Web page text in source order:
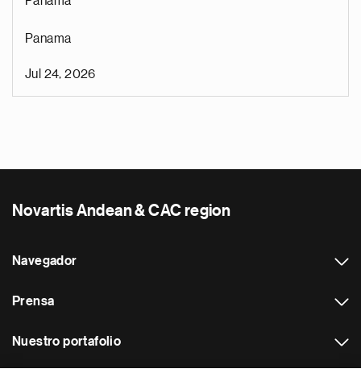
Panama
Jul 24, 2026
Novartis Andean & CAC region
Navegador
Prensa
Nuestro portafolio